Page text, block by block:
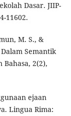
Dasar. JIIP-
11602.
M. S., &
Semantik
2(2),
ejaan
Lingua Rima: